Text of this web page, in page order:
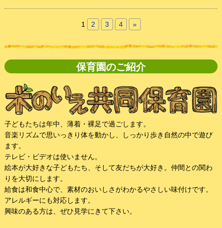
1 2 3 4 »
保育園のご紹介
子どもたちは年中、薄着・裸足で過ごします。
音楽リズムで思いっきり体を動かし、しっかり歩き自然の中で遊び
ます。
テレビ・ビデオは使いません。
絵本が大好きな子どもたち、そして友だちが大好き。仲間との関わ
りを大切にします。
給食は和食中心で、素材のおいしさがわかるやさしい味付けです。
アレルギーにも対応します。
興味のある方は、ぜひ見学にきて下さい。